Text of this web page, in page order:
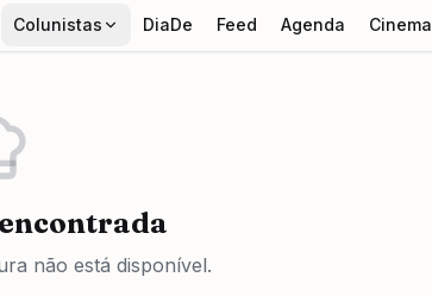
Colunistas DiaDe Feed Agenda Cinema
não está disponível.